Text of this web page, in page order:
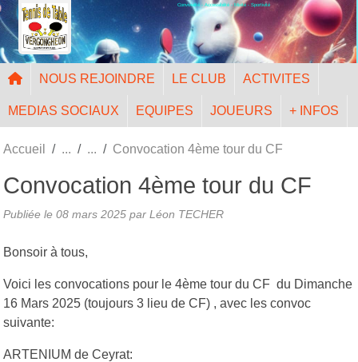
Convivialité - Accessibilité - Mixité - Sportivité
NOUS REJOINDRE LE CLUB ACTIVITES
MEDIAS SOCIAUX EQUIPES JOUEURS + INFOS
Accueil Convocation 4ème tour du CF
Convocation 4ème tour du CF
Publiée le 08 mars 2025 par Léon TECHER
Bonsoir à tous,
Voici les convocations pour le 4ème tour du CF du Dimanche
16 Mars 2025 (toujours 3 lieu de CF) , avec les convoc
suivante:
ARTENIUM de Ceyrat:
Panneau de gestion des cookies